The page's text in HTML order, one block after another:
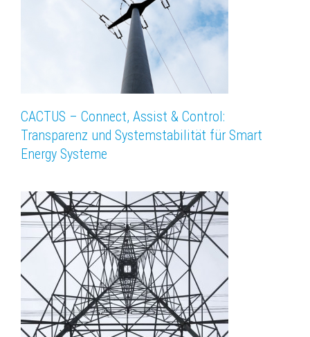
CACTUS – Connect, Assist & Control:
Transparenz und Systemstabilität für Smart
Energy Systeme